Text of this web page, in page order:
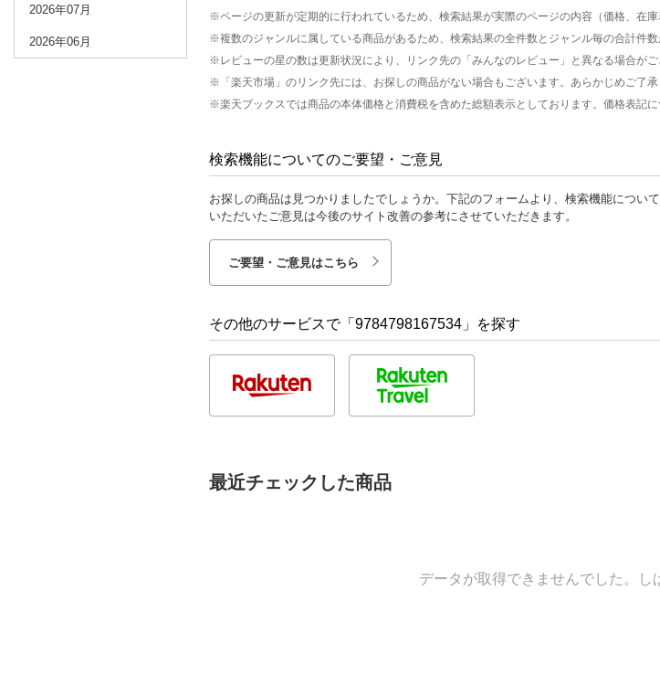
2026年07月
2026年06月
※ページの更新が定期的に行われているため、検索結果が実際のページの内容（価格、在
※複数のジャンルに属している商品があるため、検索結果の全件数とジャンル毎の合計件数
※レビューの星の数は更新状況により、リンク先の「みんなのレビュー」と異なる場合がご
※「楽天市場」のリンク先には、お探しの商品がない場合もございます。あらかじめご了
※楽天ブックスでは商品の本体価格と消費税を含めた総額表示としております。価格表記に
検索機能についてのご要望・ご意見
お探しの商品は見つかりましたでしょうか。下記のフォームより、検索機能につい
いただいたご意見は今後のサイト改善の参考にさせていただきます。
ご要望・ご意見はこちら
その他のサービスで「9784798167534」を探す
最近チェックした商品
データが取得できませんでした。し